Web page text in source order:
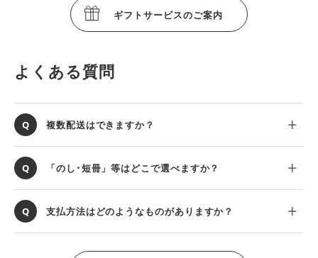
ギフトサービスのご案内
よくある質問
複数配送はできますか？
「のし･短冊」等はどこで選べますか？
支払方法はどのようなものがありますか？